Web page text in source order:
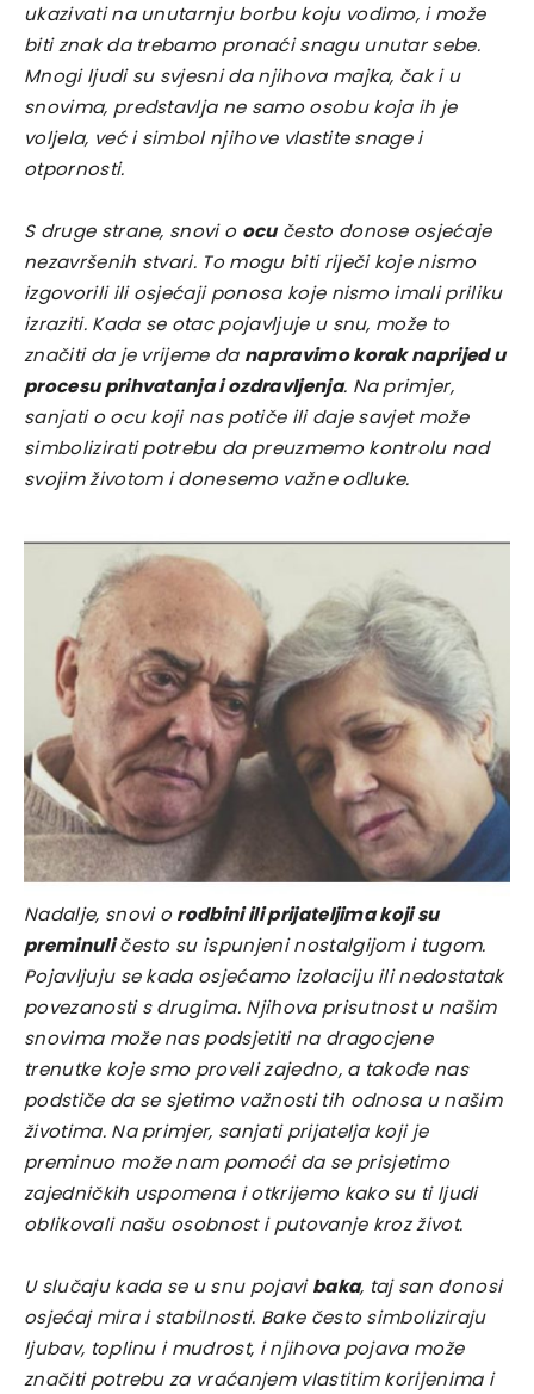
ukazivati na unutarnju borbu koju vodimo, i može
biti znak da trebamo pronaći snagu unutar sebe.
Mnogi ljudi su svjesni da njihova majka, čak i u
snovima, predstavlja ne samo osobu koja ih je
voljela, već i simbol njihove vlastite snage i
otpornosti.
S druge strane, snovi o ocučesto donose osjećaje
nezavršenih stvari. To mogu biti riječi koje nismo
izgovorili ili osjećaji ponosa koje nismo imali priliku
izraziti. Kada se otac pojavljuje u snu, može to
značiti da je vrijeme da napravimo korak naprijed u
procesu prihvatanja i ozdravljenja. Na primjer,
sanjati o ocu koji nas potiče ili daje savjet može
simbolizirati potrebu da preuzmemo kontrolu nad
svojim životom i donesemo važne odluke.
Nadalje, snovi orodbini ili prijateljima koji su
preminuličesto su ispunjeni nostalgijom i tugom.
Pojavljuju se kada osjećamo izolaciju ili nedostatak
povezanosti s drugima. Njihova prisutnost u našim
snovima može nas podsjetiti na dragocjene
trenutke koje smo proveli zajedno, a takođe nas
podstiče da se sjetimo važnosti tih odnosa u našim
životima. Na primjer, sanjati prijatelja koji je
preminuo može nam pomoći da se prisjetimo
zajedničkih uspomena i otkrijemo kako su ti ljudi
oblikovali našu osobnost i putovanje kroz život.
U slučaju kada se u snu pojavibaka, taj san donosi
osjećaj mira i stabilnosti. Bake često simboliziraju
ljubav, toplinu i mudrost, i njihova pojava može
značiti potrebu za vraćanjem vlastitim korijenima i